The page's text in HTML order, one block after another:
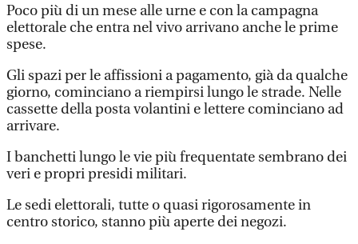
Poco più di un mese alle urne e con la campagna
elettorale che entra nel vivo arrivano anche le prime
spese.
Gli spazi per le affissioni a pagamento, già da qualche
giorno, cominciano a riempirsi lungo le strade. Nelle
cassette della posta volantini e lettere cominciano ad
arrivare.
I banchetti lungo le vie più frequentate sembrano dei
veri e propri presidi militari.
Le sedi elettorali, tutte o quasi rigorosamente in
centro storico, stanno più aperte dei negozi.